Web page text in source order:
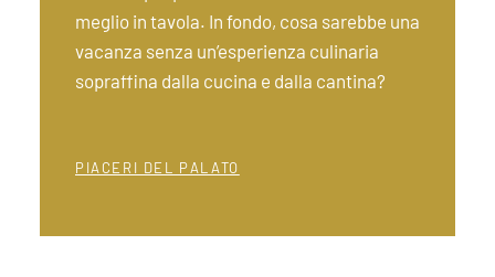
meglio in tavola. In fondo, cosa sarebbe una
vacanza senza un’esperienza culinaria
sopraffina dalla cucina e dalla cantina?
PIACERI DEL PALATO